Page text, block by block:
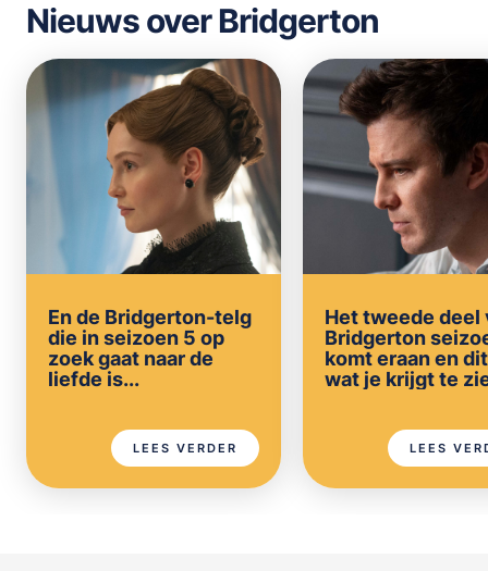
Nieuws over Bridgerton
En de Bridgerton-telg
die in seizoen 5 op
zoek gaat naar de
liefde is...
LEES VERDER
Het tweede deel
Bridgerton
komt eraan en
wat je krijgt te
LEES